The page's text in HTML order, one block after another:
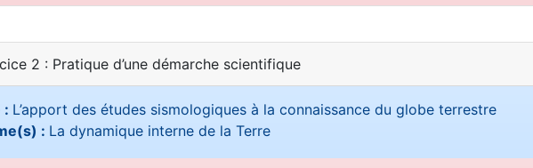
2 : Pratique d’une démarche scientifique
: L’apport des études sismologiques à la connaissance du globe terrestre
: La dynamique interne de la Terre